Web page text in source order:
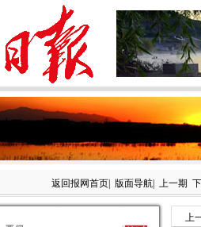
返回报网首页| 版面导航| 上一期
上